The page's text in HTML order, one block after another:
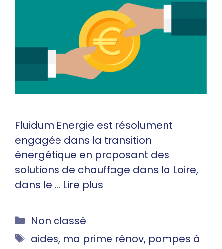
Fluidum Energie est résolument
engagée dans la transition
énergétique en proposant des
solutions de chauffage dans la Loire,
dans le … Lire plus
Catégories
Non classé
Étiquettes
aides, ma prime rénov, pompes à